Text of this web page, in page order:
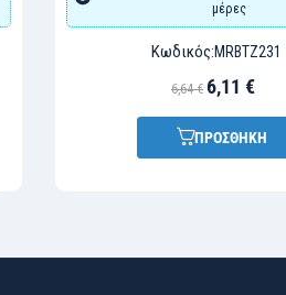
μέρες
Κωδικός:MRBTZ231
6,64 € 6,11 €
ΠΡΟΣΘΗΚΗ